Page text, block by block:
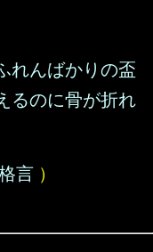
れんばかりの盃
るのに骨が折れ
言 ）